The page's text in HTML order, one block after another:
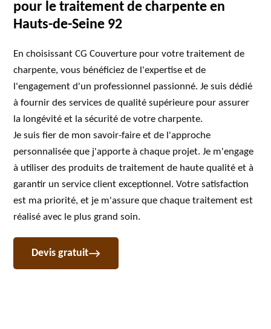
pour le traitement de charpente en
Hauts-de-Seine 92
En choisissant CG Couverture pour votre traitement de
charpente, vous bénéficiez de l'expertise et de
l'engagement d'un professionnel passionné. Je suis dédié
à fournir des services de qualité supérieure pour assurer
la longévité et la sécurité de votre charpente.
Je suis fier de mon savoir-faire et de l'approche
personnalisée que j'apporte à chaque projet. Je m'engage
à utiliser des produits de traitement de haute qualité et à
garantir un service client exceptionnel. Votre satisfaction
est ma priorité, et je m'assure que chaque traitement est
réalisé avec le plus grand soin.
Devis gratuit